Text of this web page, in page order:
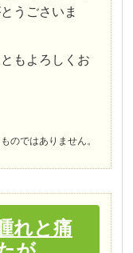
うごさいま
もよろしくお
のではありません。
れと痛